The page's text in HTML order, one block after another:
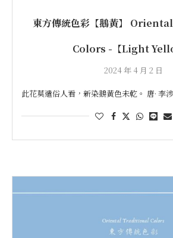
東方傳統色彩【鵝黃】
Colors -【Light
2024 年 4 月 2 日
此花莫遣俗人看，新染鵝黃色未乾。 唐· 李